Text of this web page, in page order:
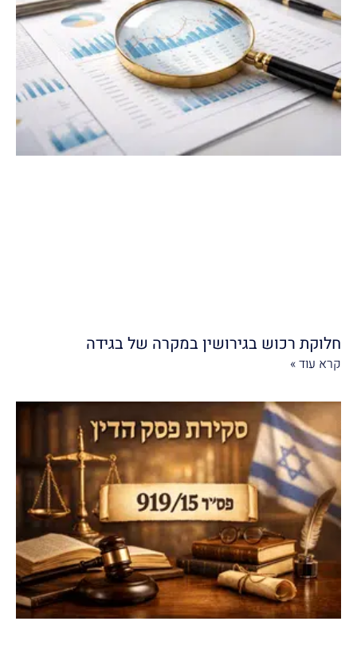
חלוקת רכוש בגירושין במקרה של בגידה
קרא עוד »